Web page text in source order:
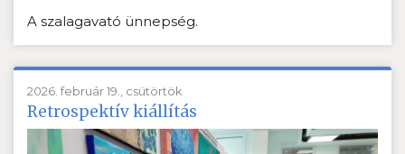
A szalagavató ünnepség.
2026. február 19., csütörtök
Retrospektív kiállítás